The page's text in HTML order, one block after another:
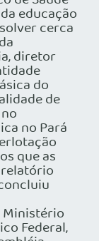
educação
cerca
diretor
do
de
no Pará
que as
Ministério
Federal,